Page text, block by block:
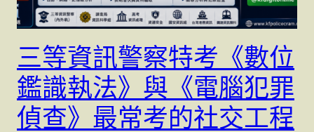
三等資訊警察特考《數位
鑑識執法》與《電腦犯罪
偵查》最常考的社交工程